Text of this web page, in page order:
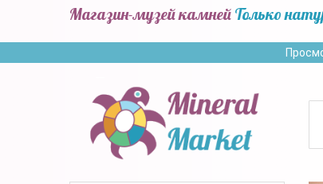
Магазин-музей камней Только